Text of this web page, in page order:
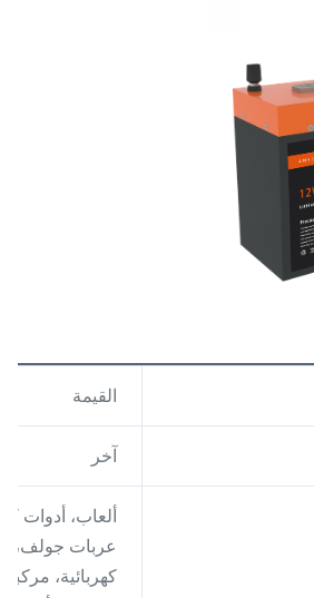
القيمة
آخر
ألعاب، أدوات
عربات جولف،
كهربائية،